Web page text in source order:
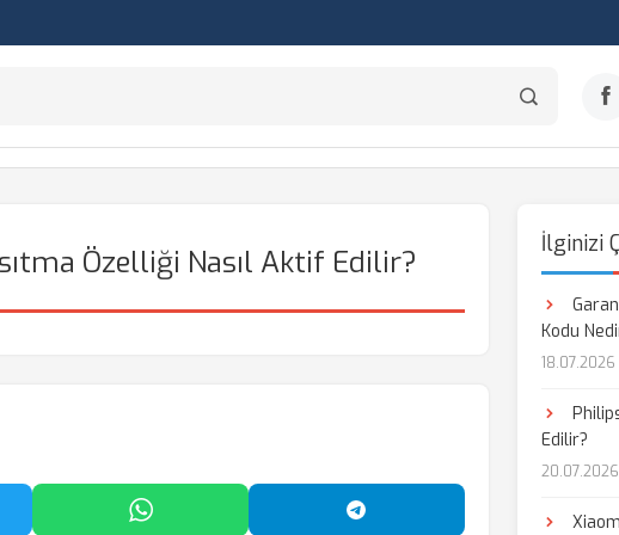
Özelliği Nasıl Aktif Edilir? İlginizi
Kodu
18.07.2026
Edilir?
20.07.2026